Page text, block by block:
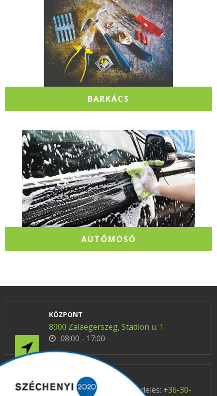
BARKÁCS
AUTÓMOSÓ
KÖZPONT
8900 Zalaegerszeg, Stadion u. 1
08:00 - 17:00
ELÉRHETŐSÉG
Telefon / üzemanyag rendelés: +36-30-